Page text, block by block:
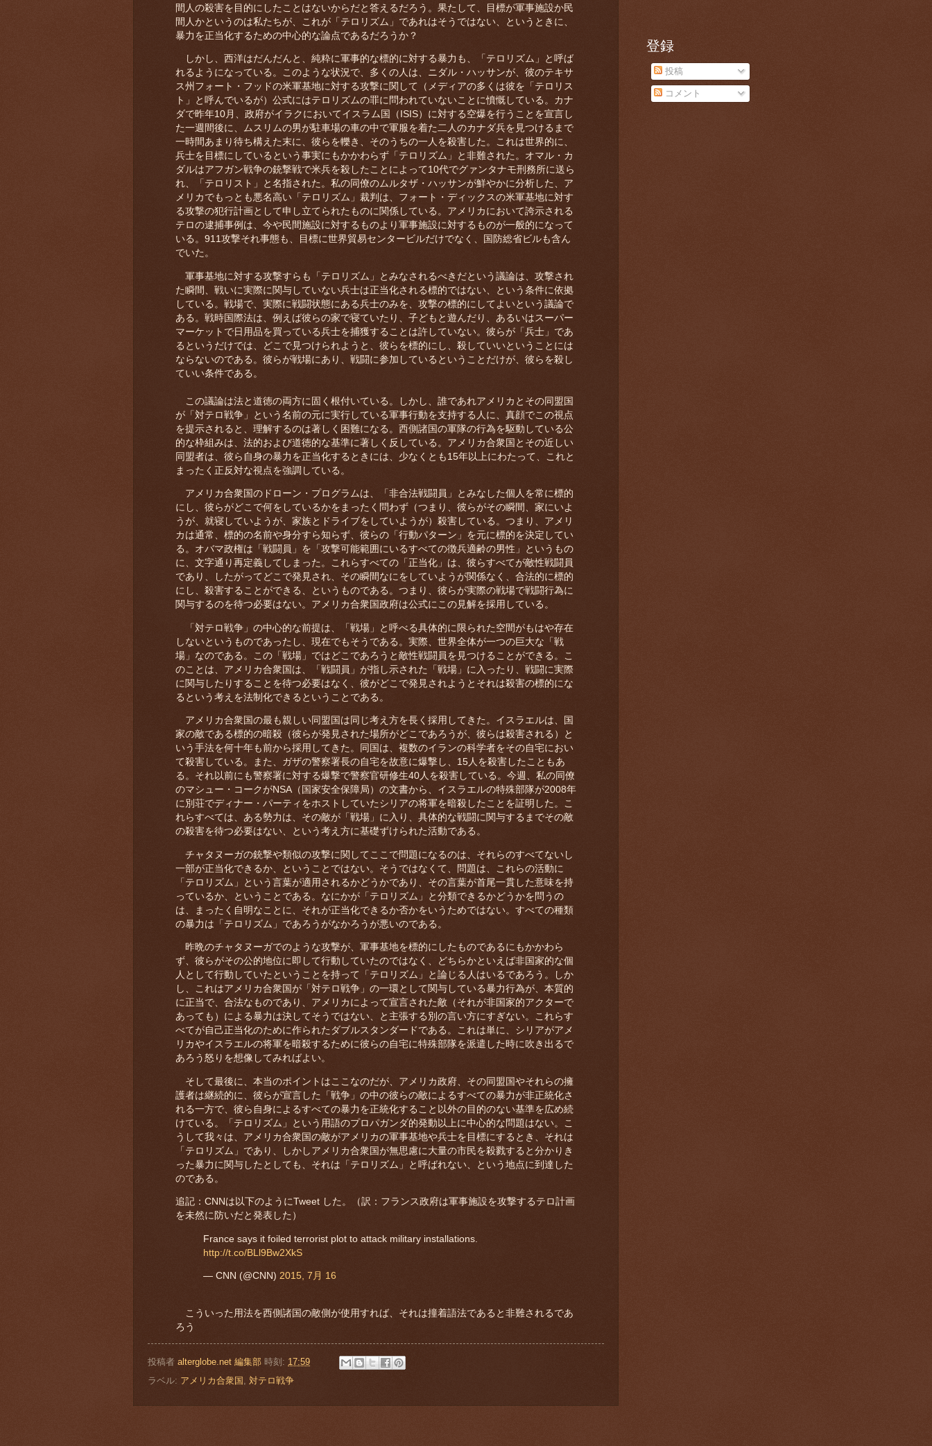
間人の殺害を目的にしたことはないからだと答えるだろう。果たして、目標が軍事施設か民
間人かというのは私たちが、これが「テロリズム」であれはそうではない、というときに、
暴力を正当化するための中心的な論点であるだろうか？
しかし、西洋はだんだんと、純粋に軍事的な標的に対する暴力も、「テロリズム」と呼ば
れるようになっている。このような状況で、多くの人は、ニダル・ハッサンが、彼のテキサ
ス州フォート・フッドの米軍基地に対する攻撃に関して（メディアの多くは彼を「テロリス
ト」と呼んでいるが）公式にはテロリズムの罪に問われていないことに憤慨している。カナ
ダで昨年10月、政府がイラクにおいてイスラム国（ISIS）に対する空爆を行うことを宣言し
た一週間後に、ムスリムの男が駐車場の車の中で軍服を着た二人のカナダ兵を見つけるまで
一時間あまり待ち構えた末に、彼らを轢き、そのうちの一人を殺害した。これは世界的に、
兵士を目標にしているという事実にもかかわらず「テロリズム」と非難された。オマル・カ
ダルはアフガン戦争の銃撃戦で米兵を殺したことによって10代でグァンタナモ刑務所に送ら
れ、「テロリスト」と名指された。私の同僚のムルタザ・ハッサンが鮮やかに分析した、ア
メリカでもっとも悪名高い「テロリズム」裁判は、フォート・ディックスの米軍基地に対す
る攻撃の犯行計画として申し立てられたものに関係している。アメリカにおいて誇示される
テロの逮捕事例は、今や民間施設に対するものより軍事施設に対するものが一般的になって
いる。911攻撃それ事態も、目標に世界貿易センタービルだけでなく、国防総省ビルも含ん
でいた。
軍事基地に対する攻撃すらも「テロリズム」とみなされるべきだという議論は、攻撃され
た瞬間、戦いに実際に関与していない兵士は正当化される標的ではない、という条件に依拠
している。戦場で、実際に戦闘状態にある兵士のみを、攻撃の標的にしてよいという議論で
ある。戦時国際法は、例えば彼らの家で寝ていたり、子どもと遊んだり、あるいはスーパー
マーケットで日用品を買っている兵士を捕獲することは許していない。彼らが「兵士」であ
るというだけでは、どこで見つけられようと、彼らを標的にし、殺していいということには
ならないのである。彼らが戦場にあり、戦闘に参加しているということだけが、彼らを殺し
ていい条件である。
この議論は法と道徳の両方に固く根付いている。しかし、誰であれアメリカとその同盟国
が「対テロ戦争」という名前の元に実行している軍事行動を支持する人に、真顔でこの視点
を提示されると、理解するのは著しく困難になる。西側諸国の軍隊の行為を駆動している公
的な枠組みは、法的および道徳的な基準に著しく反している。アメリカ合衆国とその近しい
同盟者は、彼ら自身の暴力を正当化するときには、少なくとも15年以上にわたって、これと
まったく正反対な視点を強調している。
アメリカ合衆国のドローン・プログラムは、「非合法戦闘員」とみなした個人を常に標的
にし、彼らがどこで何をしているかをまったく問わず（つまり、彼らがその瞬間、家にいよ
うが、就寝していようが、家族とドライブをしていようが）殺害している。つまり、アメリ
カは通常、標的の名前や身分すら知らず、彼らの「行動パターン」を元に標的を決定してい
る。オバマ政権は「戦闘員」を「攻撃可能範囲にいるすべての徴兵適齢の男性」というもの
に、文字通り再定義してしまった。これらすべての「正当化」は、彼らすべてが敵性戦闘員
であり、したがってどこで発見され、その瞬間なにをしていようが関係なく、合法的に標的
にし、殺害することができる、というものである。つまり、彼らが実際の戦場で戦闘行為に
関与するのを待つ必要はない。アメリカ合衆国政府は公式にこの見解を採用している。
「対テロ戦争」の中心的な前提は、「戦場」と呼べる具体的に限られた空間がもはや存在
しないというものであったし、現在でもそうである。実際、世界全体が一つの巨大な「戦
場」なのである。この「戦場」ではどこであろうと敵性戦闘員を見つけることができる。こ
のことは、アメリカ合衆国は、「戦闘員」が指し示された「戦場」に入ったり、戦闘に実際
に関与したりすることを待つ必要はなく、彼がどこで発見されようとそれは殺害の標的にな
るという考えを法制化できるということである。
アメリカ合衆国の最も親しい同盟国は同じ考え方を長く採用してきた。イスラエルは、国
家の敵である標的の暗殺（彼らが発見された場所がどこであろうが、彼らは殺害される）と
いう手法を何十年も前から採用してきた。同国は、複数のイランの科学者をその自宅におい
て殺害している。また、ガザの警察署長の自宅を故意に爆撃し、15人を殺害したこともあ
る。それ以前にも警察署に対する爆撃で警察官研修生40人を殺害している。今週、私の同僚
のマシュー・コークがNSA（国家安全保障局）の文書から、イスラエルの特殊部隊が2008年
に別荘でディナー・パーティをホストしていたシリアの将軍を暗殺したことを証明した。こ
れらすべては、ある勢力は、その敵が「戦場」に入り、具体的な戦闘に関与するまでその敵
の殺害を待つ必要はない、という考え方に基礎ずけられた活動である。
チャタヌーガの銃撃や類似の攻撃に関してここで問題になるのは、それらのすべてないし
一部が正当化できるか、ということではない。そうではなくて、問題は、これらの活動に
「テロリズム」という言葉が適用されるかどうかであり、その言葉が首尾一貫した意味を持
っているか、ということである。なにかが「テロリズム」と分類できるかどうかを問うの
は、まったく自明なことに、それが正当化できるか否かをいうためではない。すべての種類
の暴力は「テロリズム」であろうがなかろうが悪いのである。
昨晩のチャタヌーガでのような攻撃が、軍事基地を標的にしたものであるにもかかわら
ず、彼らがその公的地位に即して行動していたのではなく、どちらかといえば非国家的な個
人として行動していたということを持って「テロリズム」と論じる人はいるであろう。しか
し、これはアメリカ合衆国が「対テロ戦争」の一環として関与している暴力行為が、本質的
に正当で、合法なものであり、アメリカによって宣言された敵（それが非国家的アクターで
あっても）による暴力は決してそうではない、と主張する別の言い方にすぎない。これらす
べてが自己正当化のために作られたダブルスタンダードである。これは単に、シリアがアメ
リカやイスラエルの将軍を暗殺するために彼らの自宅に特殊部隊を派遣した時に吹き出るで
あろう怒りを想像してみればよい。
そして最後に、本当のポイントはここなのだが、アメリカ政府、その同盟国やそれらの擁
護者は継続的に、彼らが宣言した「戦争」の中の彼らの敵によるすべての暴力が非正統化さ
れる一方で、彼ら自身によるすべての暴力を正統化すること以外の目的のない基準を広め続
けている。「テロリズム」という用語のプロパガンダ的発動以上に中心的な問題はない。こ
うして我々は、アメリカ合衆国の敵がアメリカの軍事基地や兵士を目標にするとき、それは
「テロリズム」であり、しかしアメリカ合衆国が無思慮に大量の市民を殺戮すると分かりき
った暴力に関与したとしても、それは「テロリズム」と呼ばれない、という地点に到達した
のである。
追記：CNNは以下のようにTweet した。（訳：フランス政府は軍事施設を攻撃するテロ計画
を未然に防いだと発表した）
France says it foiled terrorist plot to attack military installations.
http://t.co/BLl9Bw2XkS
— CNN (@CNN) 2015, 7月 16
こういった用法を西側諸国の敵側が使用すれば、それは撞着語法であると非難されるであ
ろう
投稿者 alterglobe.net 編集部 時刻: 17:59
ラベル: アメリカ合衆国 対テロ戦争
登録
投稿
コメント